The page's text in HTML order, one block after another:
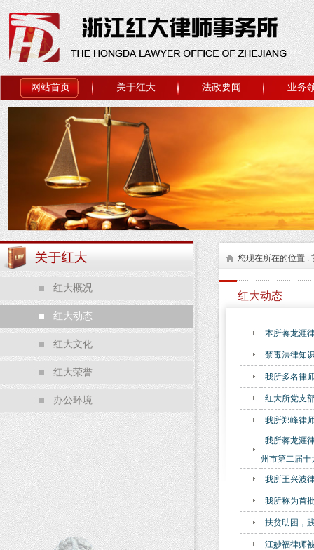
网站首页 关于红大 法政要闻 业务
红大概况
红大动态
红大文化
红大荣誉
办公环境
您现在所在的位置 :
红大动态
本所蒋龙涯
禁毒法律知
我所多名律
红大所党支
我所郑峰律
我所蒋龙涯
州市第二届十
我所王兴波
我所称为首
扶贫助困，
江妙福律师